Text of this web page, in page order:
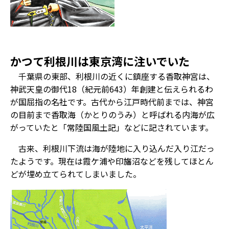
かつて利根川は東京湾に注いでいた
千葉県の東部、利根川の近くに鎮座する香取神宮は、
神武天皇の御代18（紀元前643）年創建と伝えられるわ
が国屈指の名社です。古代から江戸時代前までは、神宮
の目前まで香取海（かとりのうみ）と呼ばれる内海が広
がっていたと「常陸国風土記」などに記されています。
古来、利根川下流は海が陸地に入り込んだ入り江だっ
たようです。現在は霞ケ浦や印旛沼などを残してほとん
どが埋め立てられてしまいました。